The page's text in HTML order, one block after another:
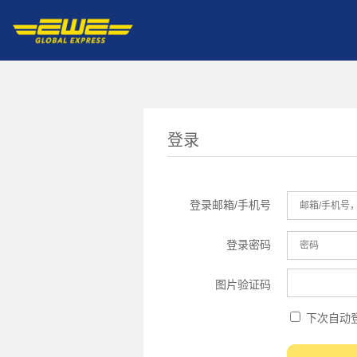
登录
登录邮箱/手机号
登录密码
图片验证码
下次自动